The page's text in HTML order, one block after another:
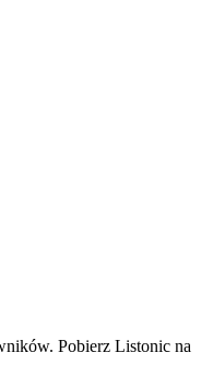
Pobierz Listonic na